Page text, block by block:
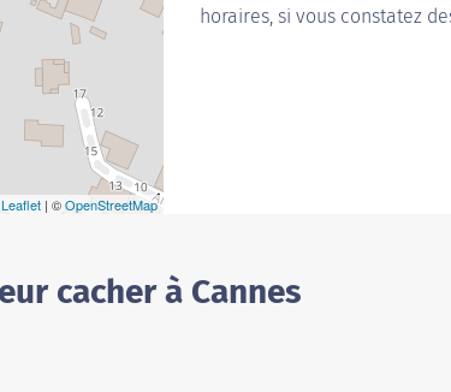
Leaflet | ©OpenStreetMap
horaires, si vous constatez
cacher à Cannes